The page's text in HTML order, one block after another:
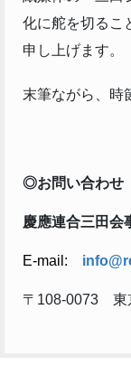
化に舵を切るこ
申し上げます。
末筆ながら、時
◎お問い合わせ
慶應連合三田会
E-mail:
〒108-0073 東